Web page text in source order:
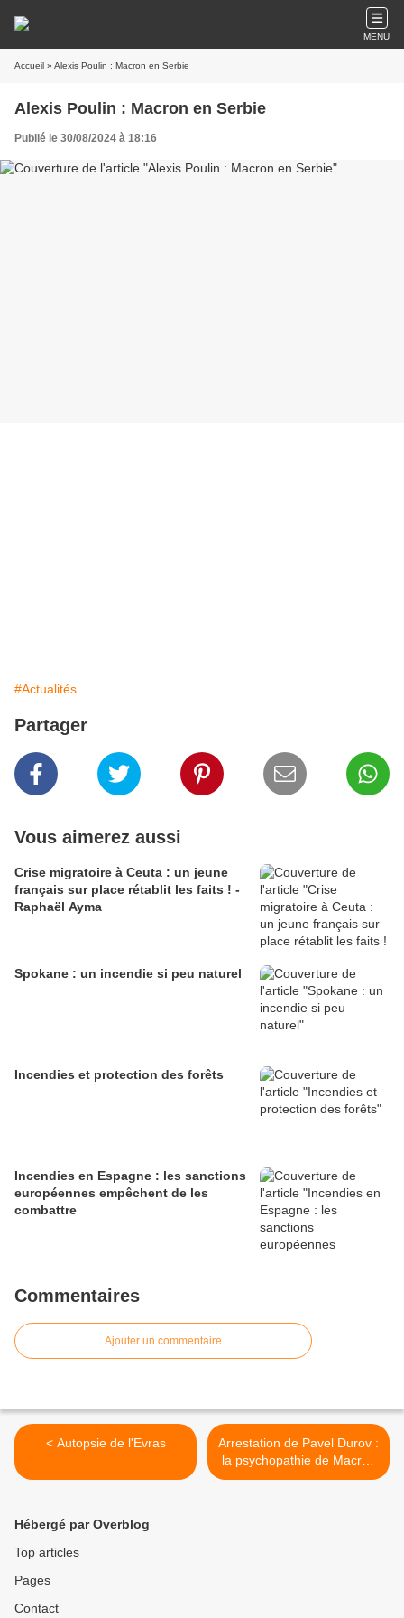
MENU
Accueil » Alexis Poulin : Macron en Serbie
Alexis Poulin : Macron en Serbie
Publié le 30/08/2024 à 18:16
#Actualités
Partager
Vous aimerez aussi
Crise migratoire à Ceuta : un jeune
français sur place rétablit les faits ! -
Raphaël Ayma
Spokane : un incendie si peu naturel
Incendies et protection des forêts
Incendies en Espagne : les sanctions
européennes empêchent de les
combattre
Commentaires
Ajouter un commentaire
< Autopsie de l'Evras
Arrestation de Pavel Durov :
la psychopathie de Macron
mise à nu >
Hébergé par Overblog
Top articles
Pages
Contact